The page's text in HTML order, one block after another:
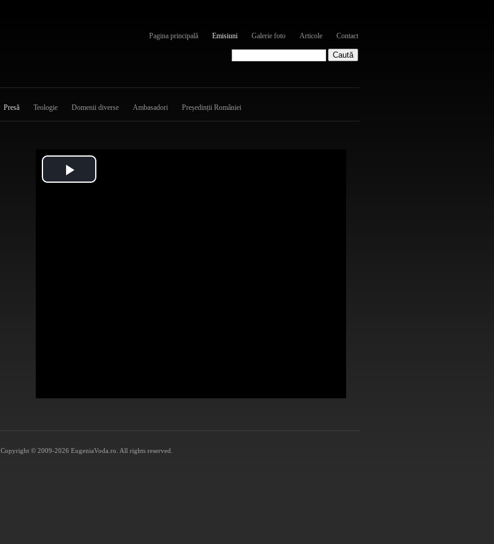
Pagina principală Emisiuni Galerie foto Articole Contact
Presă Teologie Domenii diverse Ambasadori Președinții României
Play
Copyright © 2009-2026 EugeniaVoda.ro. All rights reserved.